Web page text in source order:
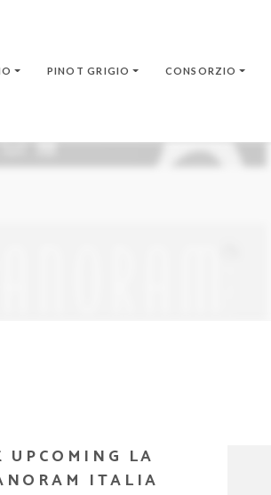
PINOT GRIGIO CONSORZIO
LA
ITALIA